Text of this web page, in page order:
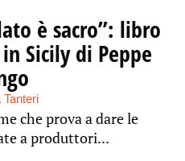
è sacro”: libro
Sicily di Peppe
Tanteri
che prova a dare le
a produttori...